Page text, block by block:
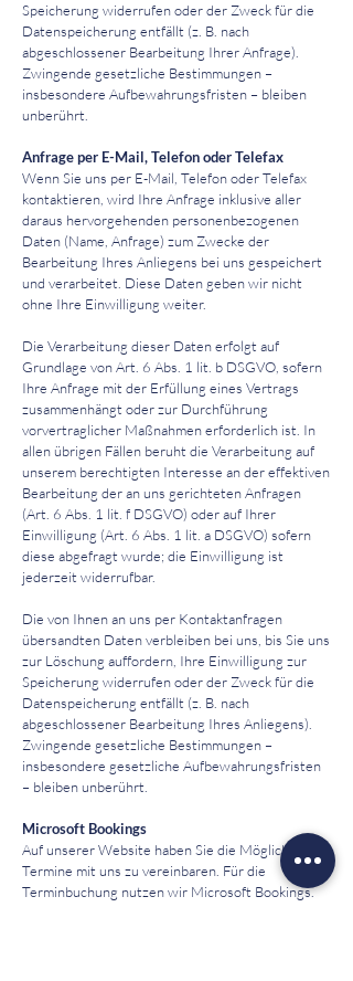
Speicherung widerrufen oder der Zweck für die
Datenspeicherung entfällt (z. B. nach
abgeschlossener Bearbeitung Ihrer Anfrage).
Zwingende gesetzliche Bestimmungen –
insbesondere Aufbewahrungsfristen – bleiben
unberührt.
Anfrage per E-Mail, Telefon oder Telefax
Wenn Sie uns per E-Mail, Telefon oder Telefax
kontaktieren, wird Ihre Anfrage inklusive aller
daraus hervorgehenden personenbezogenen
Daten (Name, Anfrage) zum Zwecke der
Bearbeitung Ihres Anliegens bei uns gespeichert
und verarbeitet. Diese Daten geben wir nicht
ohne Ihre Einwilligung weiter.
Die Verarbeitung dieser Daten erfolgt auf
Grundlage von Art. 6 Abs. 1 lit. b DSGVO, sofern
Ihre Anfrage mit der Erfüllung eines Vertrags
zusammenhängt oder zur Durchführung
vorvertraglicher Maßnahmen erforderlich ist. In
allen übrigen Fällen beruht die Verarbeitung auf
unserem berechtigten Interesse an der effektiven
Bearbeitung der an uns gerichteten Anfragen
(Art. 6 Abs. 1 lit. f DSGVO) oder auf Ihrer
Einwilligung (Art. 6 Abs. 1 lit. a DSGVO) sofern
diese abgefragt wurde; die Einwilligung ist
jederzeit widerrufbar.
Die von Ihnen an uns per Kontaktanfragen
übersandten Daten verbleiben bei uns, bis Sie uns
zur Löschung auffordern, Ihre Einwilligung zur
Speicherung widerrufen oder der Zweck für die
Datenspeicherung entfällt (z. B. nach
abgeschlossener Bearbeitung Ihres Anliegens).
Zwingende gesetzliche Bestimmungen –
insbesondere gesetzliche Aufbewahrungsfristen
– bleiben unberührt.
Microsoft Bookings
Auf unserer Website haben Sie die Möglichkeit,
Termine mit uns zu vereinbaren. Für die
Terminbuchung nutzen wir Microsoft Bookings.